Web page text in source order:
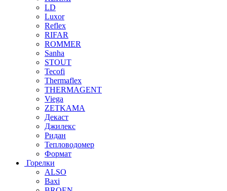
LD
Luxor
Reflex
RIFAR
ROMMER
Sanha
STOUT
Tecofi
Thermaflex
THERMAGENT
Viega
ZETKAMA
Декаст
Джилекс
Ридан
Тепловодомер
Формат
Горелки
ALSO
Baxi